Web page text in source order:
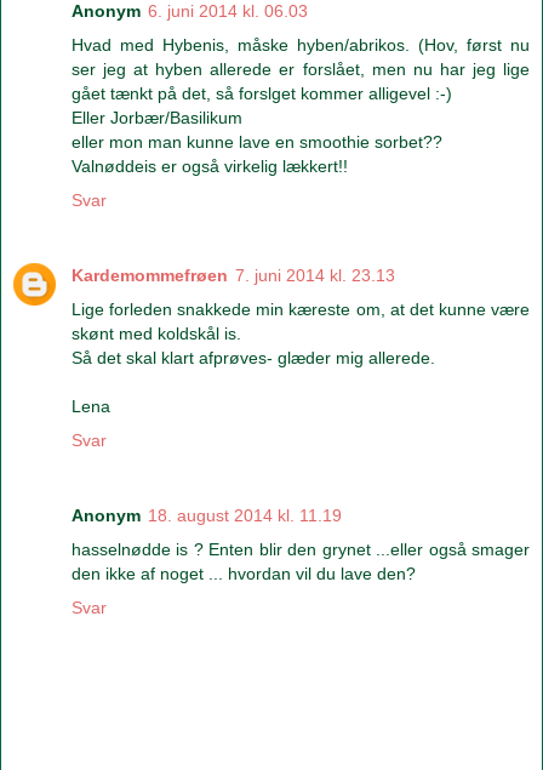
Anonym 6. juni 2014 kl. 06.03
Hvad med Hybenis, måske hyben/abrikos. (Hov, først nu
ser jeg at hyben allerede er forslået, men nu har jeg lige
gået tænkt på det, så forslget kommer alligevel :-)
Eller Jorbær/Basilikum
eller mon man kunne lave en smoothie sorbet??
Valnøddeis er også virkelig lækkert!!
Svar
Kardemommefrøen 7. juni 2014 kl. 23.13
Lige forleden snakkede min kæreste om, at det kunne være
skønt med koldskål is.
Så det skal klart afprøves- glæder mig allerede.
Lena
Svar
Anonym 18. august 2014 kl. 11.19
hasselnødde is ? Enten blir den grynet ...eller også smager
den ikke af noget ... hvordan vil du lave den?
Svar